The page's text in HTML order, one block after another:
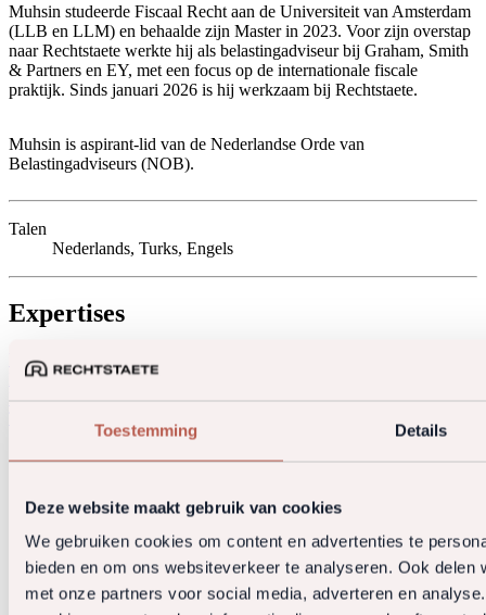
Toestemming Details
Deze website maakt gebruik van cookies
We gebruiken cookies om content en advertenties te
bieden en om ons websiteverkeer te analyseren. Ook
met onze partners voor social media, adverteren en
Muhsin studeerde Fiscaal Recht aan de Universiteit van Amsterdam
(LLB en LLM) en behaalde zijn Master in 2023. Voor zijn overstap
naar Rechtstaete werkte hij als belastingadviseur bij Graham, Smith
& Partners en EY, met een focus op de internationale fiscale
praktijk. Sinds januari 2026 is hij werkzaam bij Rechtstaete.
Muhsin is aspirant-lid van de Nederlandse Orde van
Belastingadviseurs (NOB).
Talen
Nederlands, Turks, Engels
Expertises
Vastgoedtransacties & M&A
Bouwrecht & Aanneming
Fusies Fondsstructurering & Joint Ventures Gebiedsontwikkeling &